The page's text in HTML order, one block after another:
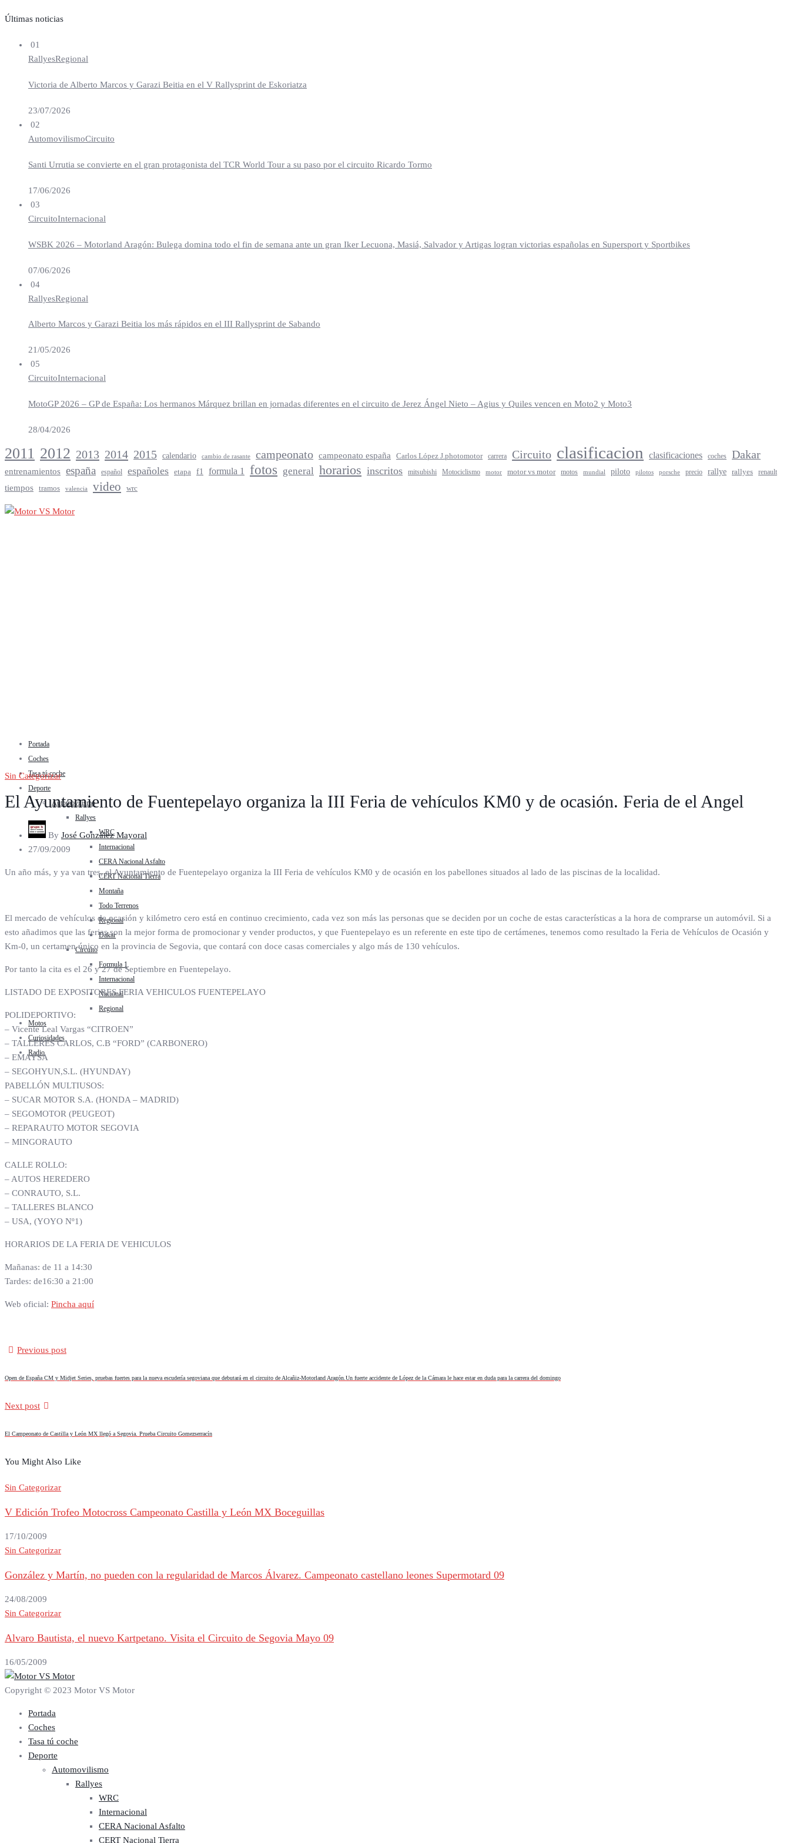
Últimas noticias
01
RallyesRegional
Victoria de Alberto Marcos y Garazi Beitia en el V Rallysprint de Eskoriatza
23/07/2026
02
AutomovilismoCircuito
Santi Urrutia se convierte en el gran protagonista del TCR World Tour a su paso por el circuito Ricardo Tormo
17/06/2026
03
CircuitoInternacional
WSBK 2026 – Motorland Aragón: Bulega domina todo el fin de semana ante un gran Iker Lecuona, Masiá, Salvador y Artigas logran victorias españolas en Supersport y Sportbikes
07/06/2026
04
RallyesRegional
Alberto Marcos y Garazi Beitia los más rápidos en el III Rallysprint de Sabando
21/05/2026
05
CircuitoInternacional
MotoGP 2026 – GP de España: Los hermanos Márquez brillan en jornadas diferentes en el circuito de Jerez Ángel Nieto – Agius y Quiles vencen en Moto2 y Moto3
28/04/2026
2011 2012 2013 2014 2015 calendario cambio de rasante campeonato campeonato españa Carlos López J.photomotor carrera Circuito clasificacion clasificaciones coches Dakar
entrenamientos españa español españoles etapa f1 formula 1 fotos general horarios inscritos mitsubishi Motociclismo motor motor vs motor motos mundial piloto pilotos porsche precio rallye rallyes renault
tiempos tramos valencia video wrc
Portada
Coches
Tasa tú coche
Deporte
Automovilismo
Rallyes
WRC
Internacional
CERA Nacional Asfalto
CERT Nacional Tierra
Montaña
Todo Terrenos
Regional
Dakar
Circuito
Formula 1
Internacional
Nacional
Regional
Motos
Curiosidades
Radio
Sin Categorizar
El Ayuntamiento de Fuentepelayo organiza la III Feria de vehículos KM0 y de ocasión. Feria de el Angel
By José González Mayoral
27/09/2009
Un año más, y ya van tres, el Ayuntamiento de Fuentepelayo organiza la III Feria de vehículos KM0 y de ocasión en los pabellones situados al lado de las piscinas de la localidad.
El mercado de vehículos de ocasión y kilómetro cero está en continuo crecimiento, cada vez son más las personas que se deciden por un coche de estas características a la hora de comprarse un automóvil. Si a
esto añadimos que las ferias son la mejor forma de promocionar y vender productos, y que Fuentepelayo es un referente en este tipo de certámenes, tenemos como resultado la Feria de Vehículos de Ocasión y
Km-0, un certamen único en la provincia de Segovia, que contará con doce casas comerciales y algo más de 130 vehículos.
Por tanto la cita es el 26 y 27 de Septiembre en Fuentepelayo.
LISTADO DE EXPOSITORES FERIA VEHICULOS FUENTEPELAYO
POLIDEPORTIVO:
– Vicente Leal Vargas “CITROEN”
– TALLERES CARLOS, C.B “FORD” (CARBONERO)
– EMAYSA
– SEGOHYUN,S.L. (HYUNDAY)
PABELLÓN MULTIUSOS:
– SUCAR MOTOR S.A. (HONDA – MADRID)
– SEGOMOTOR (PEUGEOT)
– REPARAUTO MOTOR SEGOVIA
– MINGORAUTO
CALLE ROLLO:
– AUTOS HEREDERO
– CONRAUTO, S.L.
– TALLERES BLANCO
– USA, (YOYO Nº1)
HORARIOS DE LA FERIA DE VEHICULOS
Mañanas: de 11 a 14:30
Tardes: de16:30 a 21:00
Web oficial: Pincha aquí
Previous post
Open de España CM y Midjet Series, pruebas fuertes para la nueva escudería segoviana que debutará en el circuito de Alcañiz-Motorland Aragón.Un fuerte accidente de López de la Cámara le hace estar en duda para la carrera del domingo
Next post
El Campeonato de Castilla y León MX llegó a Segovia. Prueba Circuito Gomezserracín
You Might Also Like
Sin Categorizar
V Edición Trofeo Motocross Campeonato Castilla y León MX Boceguillas
17/10/2009
Sin Categorizar
González y Martín, no pueden con la regularidad de Marcos Álvarez. Campeonato castellano leones Supermotard 09
24/08/2009
Sin Categorizar
Alvaro Bautista, el nuevo Kartpetano. Visita el Circuito de Segovia Mayo 09
16/05/2009
Copyright © 2023 Motor VS Motor
Portada
Coches
Tasa tú coche
Deporte
Automovilismo
Rallyes
WRC
Internacional
CERA Nacional Asfalto
CERT Nacional Tierra